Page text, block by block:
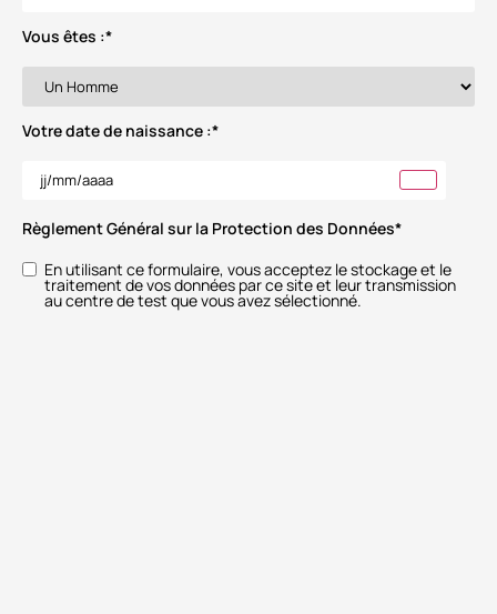
Vous êtes :*
Votre date de naissance :*
Règlement Général sur la Protection des Données*
En utilisant ce formulaire, vous acceptez le stockage et le
traitement de vos données par ce site et leur transmission
au centre de test que vous avez sélectionné.